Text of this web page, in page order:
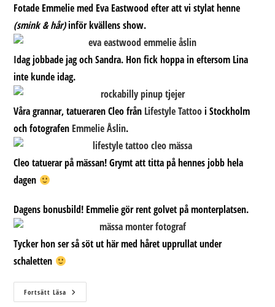
Fotade Emmelie med Eva Eastwood efter att vi stylat henne
(smink & hår)inför kvällens show.
Idag jobbade jag och Sandra. Hon fick hoppa in eftersom Lina
inte kunde idag.
Våra grannar, tatueraren Cleo från Lifestyle Tattooi Stockholm
och fotografen Emmelie Åslin.
Cleo tatuerar på mässan! Grymt att titta på hennes jobb hela
dagen
Dagens bonusbild! Emmelie gör rent golvet på monterplatsen.
Tycker hon ser så söt ut här med håret upprullat under
schaletten
Fortsätt Läsa Från
Morgon